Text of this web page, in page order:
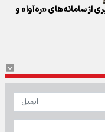
از سامانه‌های «ره‌آوا» و